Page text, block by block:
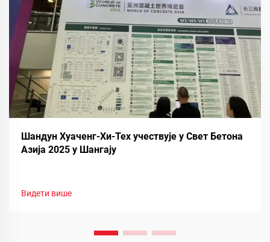
Шандун Хуаченг-Хи-Тех учествује у Свет Бетона
Азија 2025 у Шангају
Видети више